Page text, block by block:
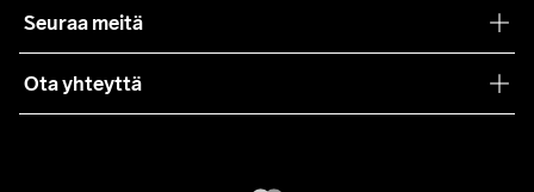
Lehdistö
Käyttöehdot
Asiakaspalvelu
Seuraa meitä
Ota yhteyttä